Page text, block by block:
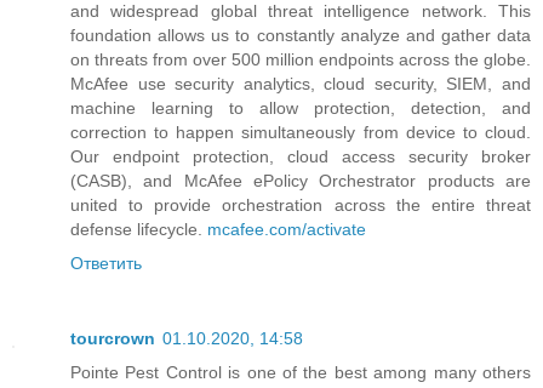
and widespread global threat intelligence network. This
foundation allows us to constantly analyze and gather data
on threats from over 500 million endpoints across the globe.
McAfee use security analytics, cloud security, SIEM, and
machine learning to allow protection, detection, and
correction to happen simultaneously from device to cloud.
Our endpoint protection, cloud access security broker
(CASB), and McAfee ePolicy Orchestrator products are
united to provide orchestration across the entire threat
defense lifecycle. mcafee.com/activate
Ответить
tourcrown 01.10.2020, 14:58
Pointe Pest Control is one of the best among many others